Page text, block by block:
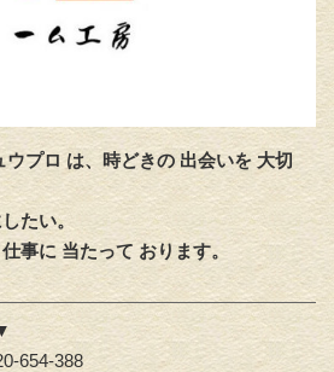
ウプロ は、時どきの 出会いを 大切
たい。
事に 当たって おります。
654-388